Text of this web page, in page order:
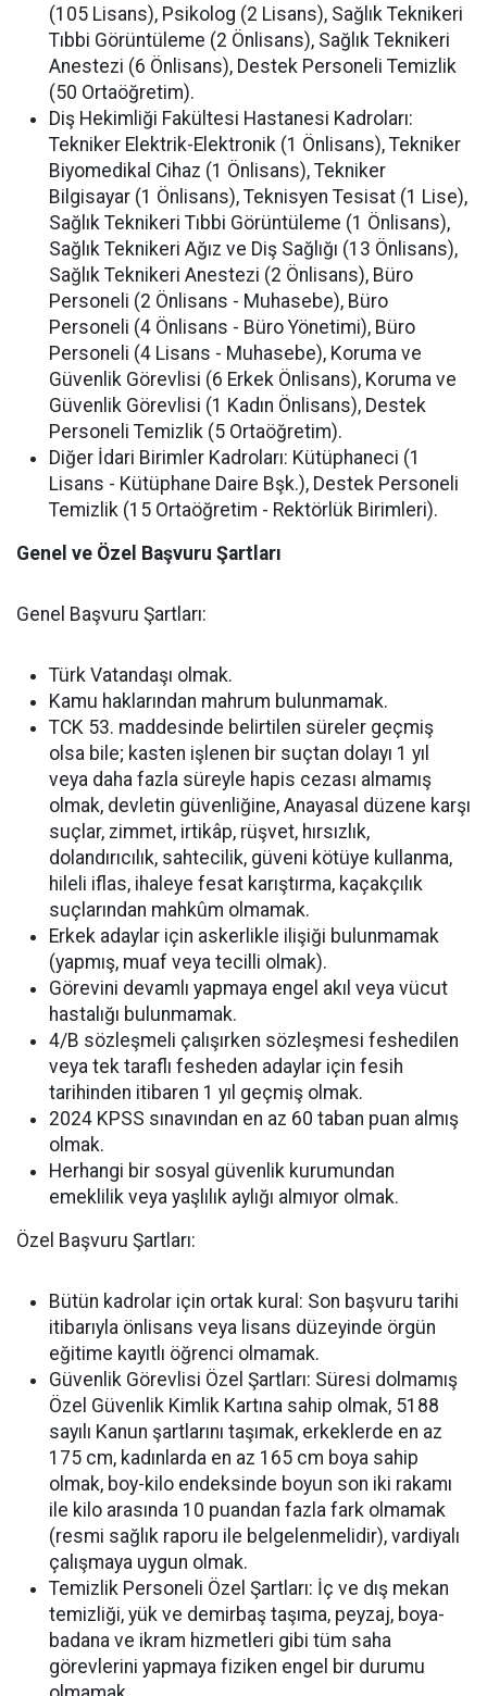
(105 Lisans), Psikolog (2 Lisans), Sağlık Teknikeri
Tıbbi Görüntüleme (2 Önlisans), Sağlık Teknikeri
Anestezi (6 Önlisans), Destek Personeli Temizlik
(50 Ortaöğretim).
Diş Hekimliği Fakültesi Hastanesi Kadroları:
Tekniker Elektrik-Elektronik (1 Önlisans), Tekniker
Biyomedikal Cihaz (1 Önlisans), Tekniker
Bilgisayar (1 Önlisans), Teknisyen Tesisat (1 Lise),
Sağlık Teknikeri Tıbbi Görüntüleme (1 Önlisans),
Sağlık Teknikeri Ağız ve Diş Sağlığı (13 Önlisans),
Sağlık Teknikeri Anestezi (2 Önlisans), Büro
Personeli (2 Önlisans - Muhasebe), Büro
Personeli (4 Önlisans - Büro Yönetimi), Büro
Personeli (4 Lisans - Muhasebe), Koruma ve
Güvenlik Görevlisi (6 Erkek Önlisans), Koruma ve
Güvenlik Görevlisi (1 Kadın Önlisans), Destek
Personeli Temizlik (5 Ortaöğretim).
Diğer İdari Birimler Kadroları: Kütüphaneci (1
Lisans - Kütüphane Daire Bşk.), Destek Personeli
Temizlik (15 Ortaöğretim - Rektörlük Birimleri).
Genel ve Özel Başvuru Şartları
Genel Başvuru Şartları:
Türk Vatandaşı olmak.
Kamu haklarından mahrum bulunmamak.
TCK 53. maddesinde belirtilen süreler geçmiş
olsa bile; kasten işlenen bir suçtan dolayı 1 yıl
veya daha fazla süreyle hapis cezası almamış
olmak, devletin güvenliğine, Anayasal düzene karşı
suçlar, zimmet, irtikâp, rüşvet, hırsızlık,
dolandırıcılık, sahtecilik, güveni kötüye kullanma,
hileli iflas, ihaleye fesat karıştırma, kaçakçılık
suçlarından mahkûm olmamak.
Erkek adaylar için askerlikle ilişiği bulunmamak
(yapmış, muaf veya tecilli olmak).
Görevini devamlı yapmaya engel akıl veya vücut
hastalığı bulunmamak.
4/B sözleşmeli çalışırken sözleşmesi feshedilen
veya tek taraflı fesheden adaylar için fesih
tarihinden itibaren 1 yıl geçmiş olmak.
2024 KPSS sınavından en az 60 taban puan almış
olmak.
Herhangi bir sosyal güvenlik kurumundan
emeklilik veya yaşlılık aylığı almıyor olmak.
Özel Başvuru Şartları:
Bütün kadrolar için ortak kural: Son başvuru tarihi
itibarıyla önlisans veya lisans düzeyinde örgün
eğitime kayıtlı öğrenci olmamak.
Güvenlik Görevlisi Özel Şartları: Süresi dolmamış
Özel Güvenlik Kimlik Kartına sahip olmak, 5188
sayılı Kanun şartlarını taşımak, erkeklerde en az
175 cm, kadınlarda en az 165 cm boya sahip
olmak, boy-kilo endeksinde boyun son iki rakamı
ile kilo arasında 10 puandan fazla fark olmamak
(resmi sağlık raporu ile belgelenmelidir), vardiyalı
çalışmaya uygun olmak.
Temizlik Personeli Özel Şartları: İç ve dış mekan
temizliği, yük ve demirbaş taşıma, peyzaj, boya-
badana ve ikram hizmetleri gibi tüm saha
görevlerini yapmaya fiziken engel bir durumu